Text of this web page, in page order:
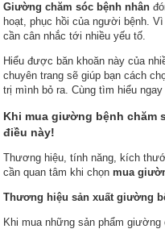
Giường chăm sóc bệnh nhân
hoạt, phục hồi của người bệnh.
cần cân nhắc tới nhiều yếu tố.
Hiểu được băn khoăn này của
chuyên trang sẽ giúp bạn cách
trị mình bỏ ra. Cùng tìm hiểu ngay
Khi mua giường bệnh chăm
điều này!
Thương hiệu, tính năng, kích
cần quan tâm khi chọnmua
Thương hiệu sản xuất giường
Khi mua những sản phẩm